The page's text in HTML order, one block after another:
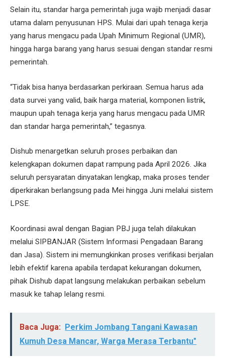
Selain itu, standar harga pemerintah juga wajib menjadi dasar
utama dalam penyusunan HPS. Mulai dari upah tenaga kerja
yang harus mengacu pada Upah Minimum Regional (UMR),
hingga harga barang yang harus sesuai dengan standar resmi
pemerintah.
“Tidak bisa hanya berdasarkan perkiraan. Semua harus ada
data survei yang valid, baik harga material, komponen listrik,
maupun upah tenaga kerja yang harus mengacu pada UMR
dan standar harga pemerintah,” tegasnya.
Dishub menargetkan seluruh proses perbaikan dan
kelengkapan dokumen dapat rampung pada April 2026. Jika
seluruh persyaratan dinyatakan lengkap, maka proses tender
diperkirakan berlangsung pada Mei hingga Juni melalui sistem
LPSE.
Koordinasi awal dengan Bagian PBJ juga telah dilakukan
melalui SIPBANJAR (Sistem Informasi Pengadaan Barang
dan Jasa). Sistem ini memungkinkan proses verifikasi berjalan
lebih efektif karena apabila terdapat kekurangan dokumen,
pihak Dishub dapat langsung melakukan perbaikan sebelum
masuk ke tahap lelang resmi.
Baca Juga: Perkim Jombang Tangani Kawasan
Kumuh Desa Mancar, Warga Merasa Terbantu"